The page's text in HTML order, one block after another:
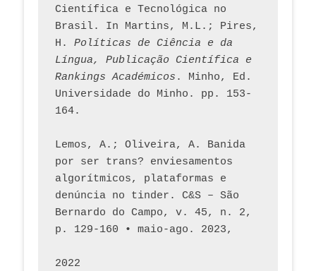
Científica e Tecnológica no
Brasil. In Martins, M.L.; Pires,
H. Políticas de Ciência e da
Língua, Publicação Científica e
Rankings Académicos . Minho, Ed.
Universidade do Minho. pp. 153-
164.
Lemos, A.; Oliveira, A. Banida
por ser trans? enviesamentos
algorítmicos, plataformas e
denúncia no tinder. C&S – São
Bernardo do Campo, v. 45, n. 2,
p. 129-160 • maio-ago. 2023,
2022